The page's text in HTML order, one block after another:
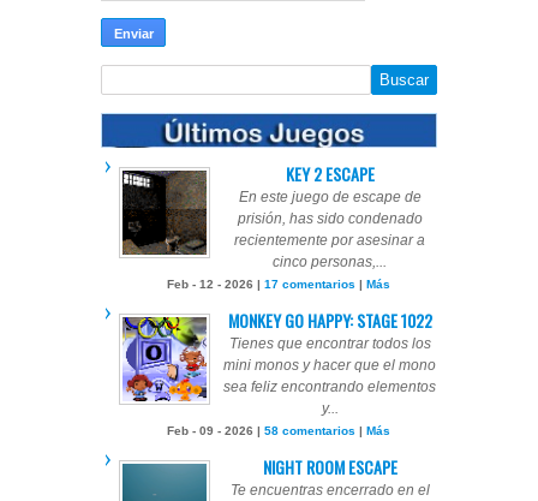
KEY 2 ESCAPE
En este juego de escape de
prisión, has sido condenado
recientemente por asesinar a
cinco personas,...
Feb - 12 - 2026 | 17 comentarios | Más
MONKEY GO HAPPY: STAGE 1022
Tienes que encontrar todos los
mini monos y hacer que el mono
sea feliz encontrando elementos
y...
Feb - 09 - 2026 | 58 comentarios | Más
NIGHT ROOM ESCAPE
Te encuentras encerrado en el